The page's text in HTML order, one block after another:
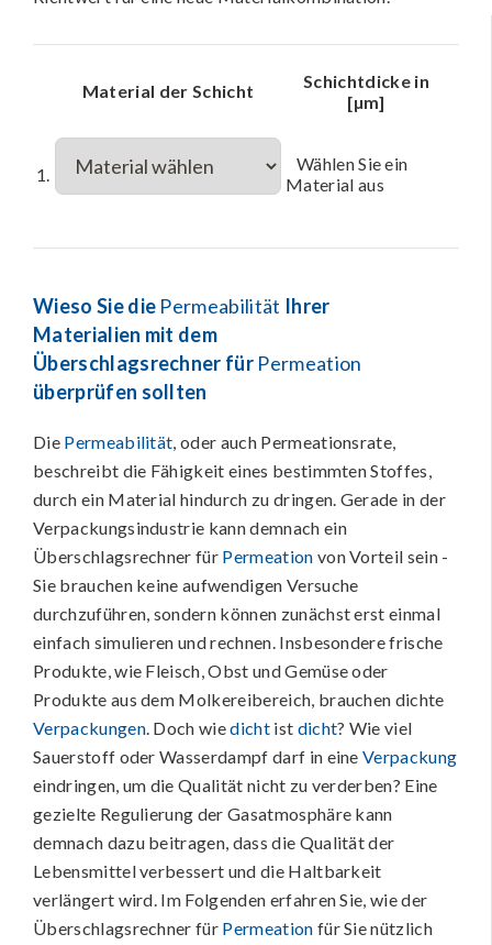
Material der Schicht
Schichtdicke in
[µm]
1.
Wählen Sie ein
Material aus
Wieso Sie die Permeabilität Ihrer
Materialien mit dem
Überschlagsrechner für Permeation
überprüfen sollten
Die Permeabilität, oder auch Permeationsrate,
beschreibt die Fähigkeit eines bestimmten Stoffes,
durch ein Material hindurch zu dringen. Gerade in der
Verpackungsindustrie kann demnach ein
Überschlagsrechner für Permeation von Vorteil sein -
Sie brauchen keine aufwendigen Versuche
durchzuführen, sondern können zunächst erst einmal
einfach simulieren und rechnen. Insbesondere frische
Produkte, wie Fleisch, Obst und Gemüse oder
Produkte aus dem Molkereibereich, brauchen dichte
Verpackungen. Doch wiedichtist dicht? Wie viel
Sauerstoff oder Wasserdampf darf in eineVerpackung
eindringen, um die Qualität nicht zu verderben? Eine
gezielte Regulierung der Gasatmosphäre kann
demnach dazu beitragen, dass die Qualität der
Lebensmittel verbessert und die Haltbarkeit
verlängert wird. Im Folgenden erfahren Sie, wie der
Überschlagsrechner für Permeation für Sie nützlich